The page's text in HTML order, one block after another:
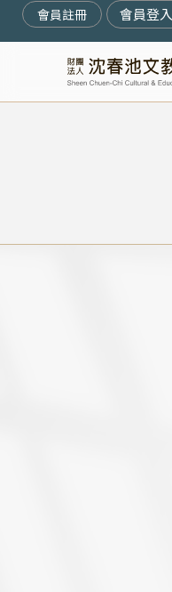
會員註冊 會員登入